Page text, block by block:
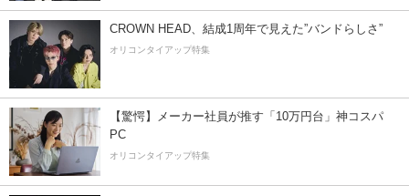
CROWN HEAD、結成1周年で見えた”バンドらしさ”
オリコンタイアップ特集
【驚愕】メーカー社員が推す「10万円台」神コスパ
PC
オリコンタイアップ特集